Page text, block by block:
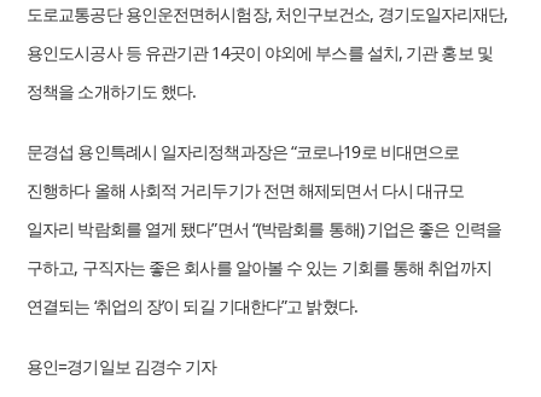
도로교통공단 용인운전면허시험장, 처인구보건소, 경기도일자리재단,
용인도시공사 등 유관기관 14곳이 야외에 부스를 설치, 기관 홍보 및
정책을 소개하기도 했다.
문경섭 용인특례시 일자리정책과장은 “코로나19로 비대면으로
진행하다 올해 사회적 거리두기가 전면 해제되면서 다시 대규모
일자리 박람회를 열게 됐다”면서 “(박람회를 통해) 기업은 좋은 인력을
구하고, 구직자는 좋은 회사를 알아볼 수 있는 기회를 통해 취업까지
연결되는 ‘취업의 장’이 되길 기대한다”고 밝혔다.
용인=경기일보 김경수 기자